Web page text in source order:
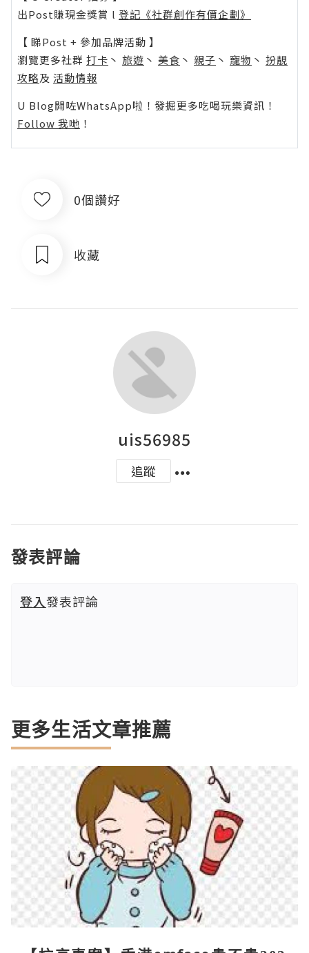
出Post賺現金獎賞 l 登記《社群創作有價企劃》
【 睇Post + 參加品牌活動 】
瀏覽更多社群 打卡 丶 旅遊 丶 美食 丶 親子 丶 寵物 丶 扮靚
攻略及 活動情報
U Blog開咗WhatsApp啦！發掘更多吃喝玩樂資訊！
Follow 我哋 ！
0個讚好
收藏
uis56985
追蹤
發表評論
登入發表評論
更多生活文章推薦